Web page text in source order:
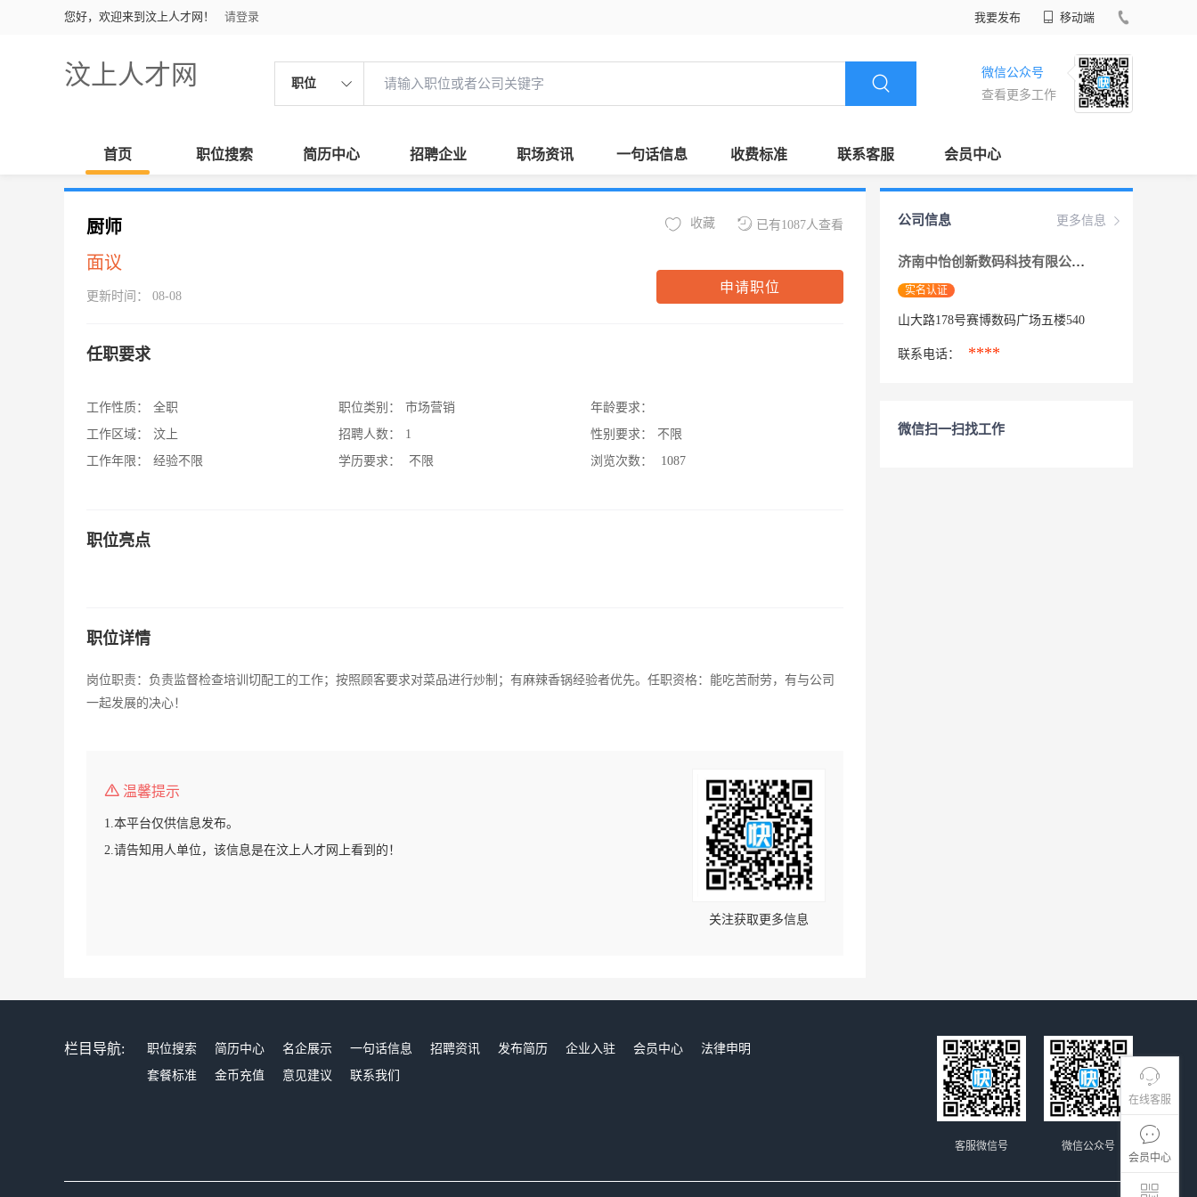
您好，欢迎来到汶上人才网！ 请登录 我要发布 移动端
汶上人才网 职位
微信公众号
查看更多工作
首页 职位搜索 简历中心 招聘企业 职场资讯 一句话信息 收费标准 联系客服 会员中心
在线客服
会员中心
厨师
面议
更新时间： 08-08
已有1087人查看
收藏
申请职位
任职要求
工作性质：
全职
工作区域：
汶上
工作年限：
经验不限
职位类别：
市场营销
招聘人数：
1
学历要求：
不限
年龄要求：
性别要求：
不限
浏览次数：
1087
职位亮点
职位详情
岗位职责：负责监督检查培训切配工的工作；按照顾客要求对菜品进行炒制；有麻辣香锅经验者优先。任职资格：能吃苦耐劳，有与公司
一起发展的决心！
温馨提示
1.本平台仅供信息发布。
2.请告知用人单位，该信息是在汶上人才网上看到的！
关注获取更多信息
更多信息
公司信息
济南中怡创新数码科技有限公司
实名认证
山大路178号赛博数码广场五楼540
联系电话： ****
微信扫一扫找工作
栏目导航: 职位搜索 简历中心 名企展示 一句话信息 招聘资讯 发布简历 企业入驻 会员中心
法律申明
套餐标准
金币充值 意见建议 联系我们
微信公众号
客服微信号